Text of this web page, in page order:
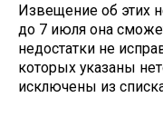
Извещение об этих
до 7 июля она
недостатки не
которых указаны
исключены из